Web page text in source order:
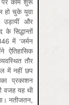
हो चुके युवा
उड़ायीं और
के सिद्धान्तों
में ‘जर्मन
ऐतिहासिक
तौर
में नहीं छप
प्रकाशन
वजह यह थी
नतीजतन,